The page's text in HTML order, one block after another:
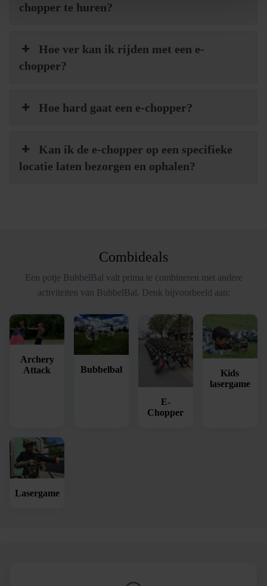
chopper te huren?
Hoe ver kan ik rijden met een e-
chopper?
Hoe hard gaat een e-chopper?
Kan ik de e-chopper op een specifieke
locatie laten bezorgen en ophalen?
Combideals
Een potje BubbelBal valt prima te combineren met andere
activiteiten van BubbelBal. Denk bijvoorbeeld aan:
Archery
Attack
Bubbelbal
E-
Chopper
Kids
lasergame
Lasergame